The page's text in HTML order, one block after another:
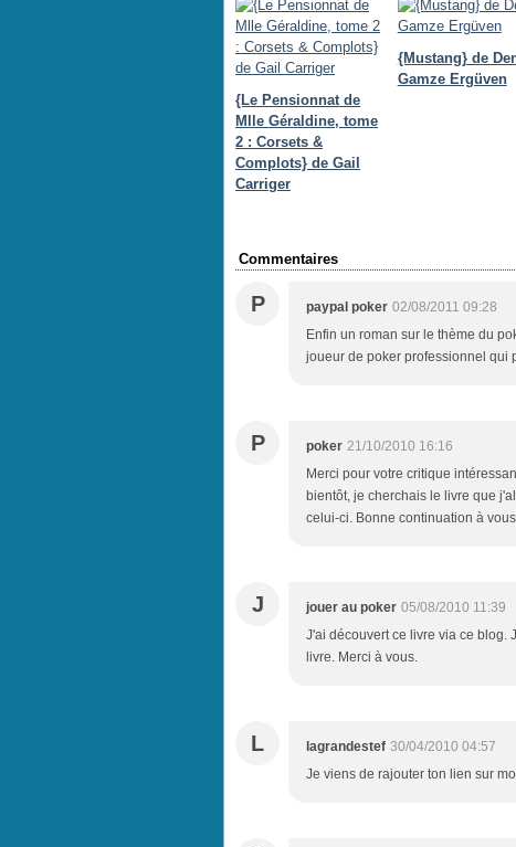
{Le Pensionnat de
Mlle Géraldine, tome
2 : Corsets &
Complots} de Gail
Carriger
{Mustang} de
Gamze Ergüven
Commentaires
P paypal poker 02/08/2011 09:28
Enfin un roman sur le thème du
joueur de poker professionnel qui
P poker 21/10/2010 16:16
Merci pour votre critique
bientôt, je cherchais le livre que
celui-ci. Bonne continuation à
J jouer au poker 05/08/2010 11:39
J'ai découvert ce livre via ce blog.
livre. Merci à vous.
L lagrandestef 30/04/2010 04:57
Je viens de rajouter ton lien sur